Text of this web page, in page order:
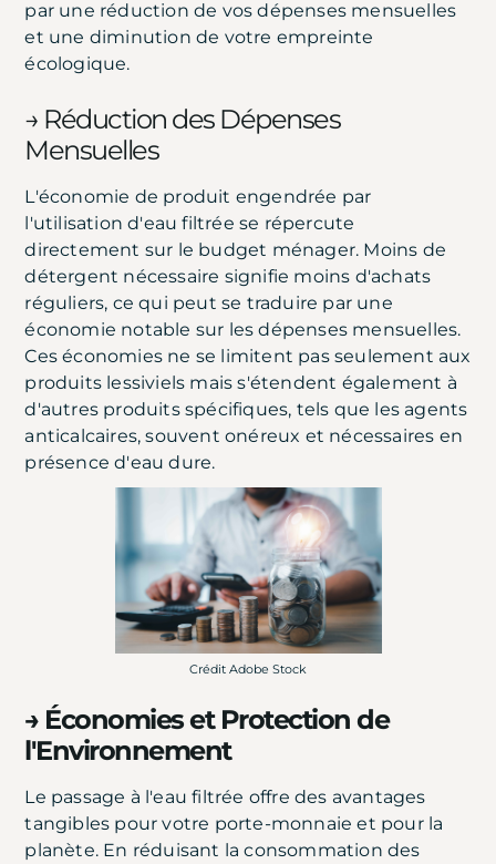
par une réduction de vos dépenses mensuelles
et une diminution de votre empreinte
écologique.
→ Réduction des Dépenses
Mensuelles
L'économie de produit engendrée par
l'utilisation d'eau filtrée se répercute
directement sur le budget ménager. Moins de
détergent nécessaire signifie moins d'achats
réguliers, ce qui peut se traduire par une
économie notable sur les dépenses mensuelles.
Ces économies ne se limitent pas seulement aux
produits lessiviels mais s'étendent également à
d'autres produits spécifiques, tels que les agents
anticalcaires, souvent onéreux et nécessaires en
présence d'eau dure.
Crédit Adobe Stock
→ Économies et Protection de
l'Environnement
Le passage à l'eau filtrée offre des avantages
tangibles pour votre porte-monnaie et pour la
planète. En réduisant la consommation des